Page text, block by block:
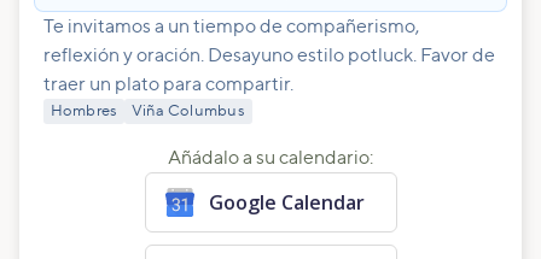
Te invitamos a un tiempo de compañerismo,
reflexión y oración. Desayuno estilo potluck. Favor de
traer un plato para compartir.
Hombres Viña Columbus
Añádalo a su calendario:
Google Calendar